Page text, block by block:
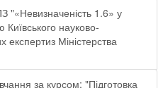
"«Невизначеність 1.6» у
науково-
експертиз Міністерства
за курсом: "Підготовка